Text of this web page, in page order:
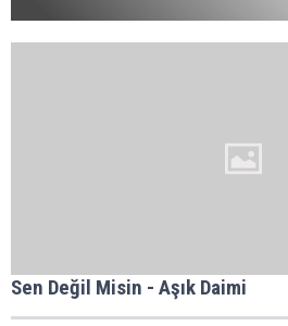
Sen Değil Misin - Aşık Daimi